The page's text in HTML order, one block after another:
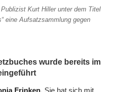
Kurt Hiller unter dem Titel
eine Aufsatzsammlung gegen
wurde bereits im